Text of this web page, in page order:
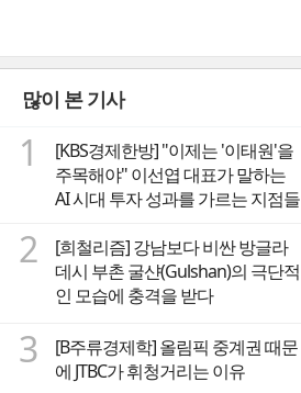
많이 본 기사
1
[KBS경제한방] "이제는 '이태원'을
주목해야" 이선엽 대표가 말하는
AI 시대 투자 성과를 가르는 지점들
2
[희철리즘] 강남보다 비싼 방글라
데시 부촌 굴샨(Gulshan)의 극단적
인 모습에 충격을 받다
3
[B주류경제학] 올림픽 중계권 때문
에 JTBC가 휘청거리는 이유